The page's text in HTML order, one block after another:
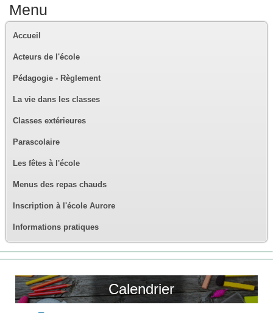
Menu
Accueil
Acteurs de l'école
Pédagogie - Règlement
La vie dans les classes
Classes extérieures
Parascolaire
Les fêtes à l'école
Menus des repas chauds
Inscription à l'école Aurore
Informations pratiques
Calendrier